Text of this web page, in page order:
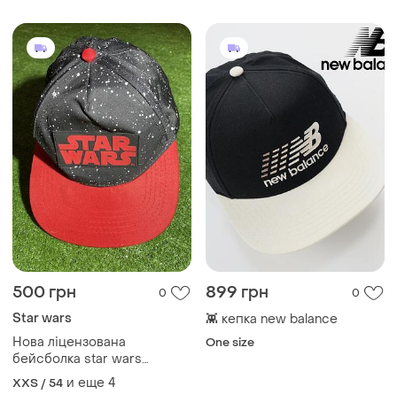
jordan boss
500 грн 0
Star wars
Нова ліцензована
бейсболка star wars
чорного кольору з
галактичним принтом на
XXS / 54 и еще 4
899 грн 0
👾 кепка new balance
One size